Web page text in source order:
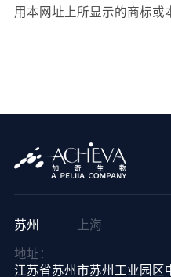
用本网址上所显示的商标或
苏州 上海
地址：
江苏省苏州市苏州工业园区